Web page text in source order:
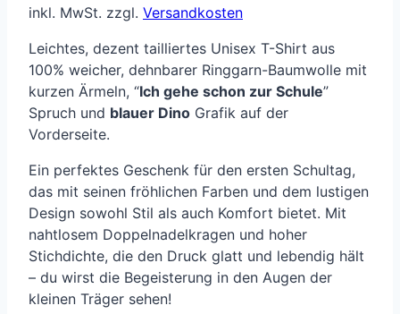
inkl. MwSt. zzgl. Versandkosten
Leichtes, dezent tailliertes Unisex T-Shirt aus
100% weicher, dehnbarer Ringgarn-Baumwolle mit
kurzen Ärmeln, “Ich gehe schon zur Schule”
Spruch und blauer Dino Grafik auf der
Vorderseite.
Ein perfektes Geschenk für den ersten Schultag,
das mit seinen fröhlichen Farben und dem lustigen
Design sowohl Stil als auch Komfort bietet. Mit
nahtlosem Doppelnadelkragen und hoher
Stichdichte, die den Druck glatt und lebendig hält
– du wirst die Begeisterung in den Augen der
kleinen Träger sehen!